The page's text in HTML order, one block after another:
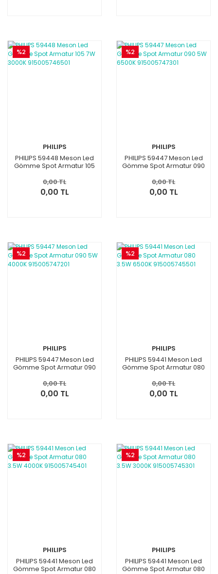
%2
PHILIPS
PHILIPS 59448 Meson Led
Gömme Spot Armatur 105
0,00 TL
0,00 TL
%2
PHILIPS
PHILIPS 59447 Meson Led
Gömme Spot Armatur 090
0,00 TL
0,00 TL
%2
PHILIPS
PHILIPS 59447 Meson Led
Gömme Spot Armatur 090
0,00 TL
0,00 TL
%2
PHILIPS
PHILIPS 59441 Meson Led
Gömme Spot Armatur 080
0,00 TL
0,00 TL
%2
PHILIPS
PHILIPS 59441 Meson Led
Gömme Spot Armatur 080
%2
PHILIPS
PHILIPS 59441 Meson Led
Gömme Spot Armatur 080